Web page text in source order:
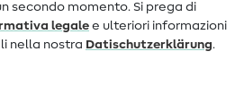
secondo momento. Si prega di
legale e ulteriori informazioni
nella nostra Dati­schutz­erklärung.